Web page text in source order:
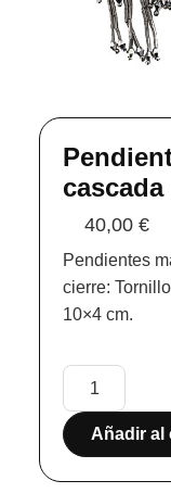
40,00€
Pendientes
cierre:
10×4 cm.
Añadir al